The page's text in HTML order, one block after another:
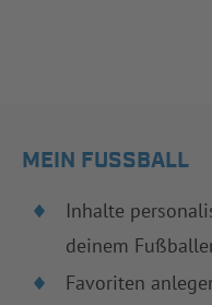
MEIN FUSSBALL
Inhalte
deinem
Favoriten